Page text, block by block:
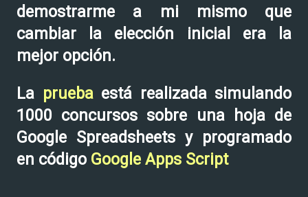
demostrarme a mi mismo que
cambiar la elección inicial era la
mejor opción.
La prueba está realizada simulando
1000 concursos sobre una hoja de
Google Spreadsheets y programado
en código Google Apps Script